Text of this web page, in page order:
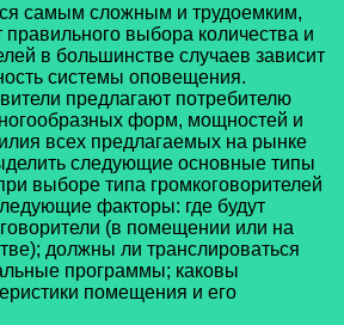
самым сложным и трудоемким,
правильного выбора количества и
в большинстве случаев зависит
системы оповещения.
предлагают потребителю
форм, мощностей и
всех предлагаемых на рынке
следующие основные типы
ри выборе типа громкоговорителей
факторы: где будут
(в помещении или на
должны ли транслироваться
программы; каковы
помещения и его